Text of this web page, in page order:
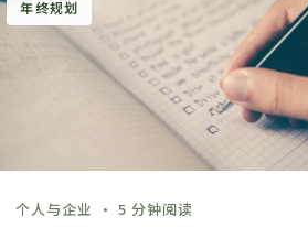
年终规划
个人与企业 · 5 分钟阅读